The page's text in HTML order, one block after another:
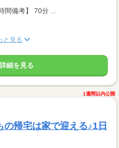
間備考】 70分 ...
と見る
細を見る
1週間以内公開
の帰宅は家で迎える♪1日